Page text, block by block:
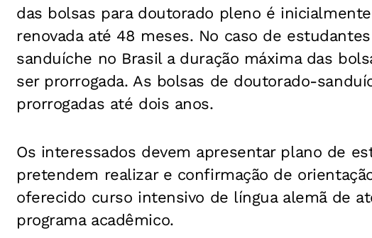
das bolsas para doutorado pleno é
renovada até 48 meses. No caso de
sanduíche no Brasil a duração máxima das
ser prorrogada. As bolsas de doutorado-
prorrogadas até dois anos.
Os interessados devem apresentar plano de
pretendem realizar e confirmação de
oferecido curso intensivo de língua alemã de
programa acadêmico.